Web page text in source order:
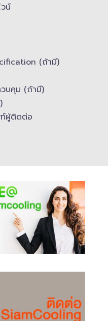
น์
(ถ้ามี)
บคุม (ถ้ามี)​
ท์​ผู้ติดต่อ